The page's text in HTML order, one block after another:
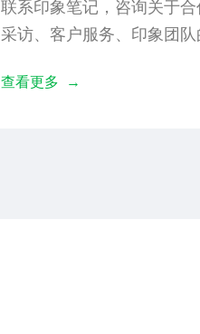
联系印象笔记，咨询关于
采访、客户服务、印象团队
查看更多 →